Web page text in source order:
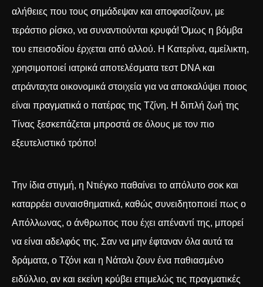
αλήθειες που τους σημάδεψαν και αποφασίζουν, με
τεράστιο ρίσκο, να συναντιούνται κρυφά! Όμως η βόμβα
του επεισοδίου έρχεται από αλλού. Η Κατερίνα, αμείλικτη,
χρησιμοποιεί ιατρικά αποτελέσματα τεστ DNA και
ατράνταχτα οικονομικά στοιχεία για να αποκαλύψει ποιος
είναι πραγματικά ο πατέρας της Τζίνη. Η διπλή ζωή της
Τίνας ξεσκεπάζεται μπροστά σε όλους με τον πιο
εξευτελιστικό τρόπο!
Την ίδια στιγμή, η Ντιέγκο παθαίνει το απόλυτο σοκ και
καταρρέει συναισθηματικά, καθώς συνειδητοποιεί πως ο
Απόλλωνας, ο άνθρωπος που έχει απέναντί της, μπορεί
να είναι αδελφός της. Σαν να μην έφταναν όλα αυτά τα
δράματα, ο Τζόνι και η Νάταλι ζουν ένα παθιασμένο
ειδύλλιο, αν και εκείνη κρύβει επιμελώς τις πραγματικές